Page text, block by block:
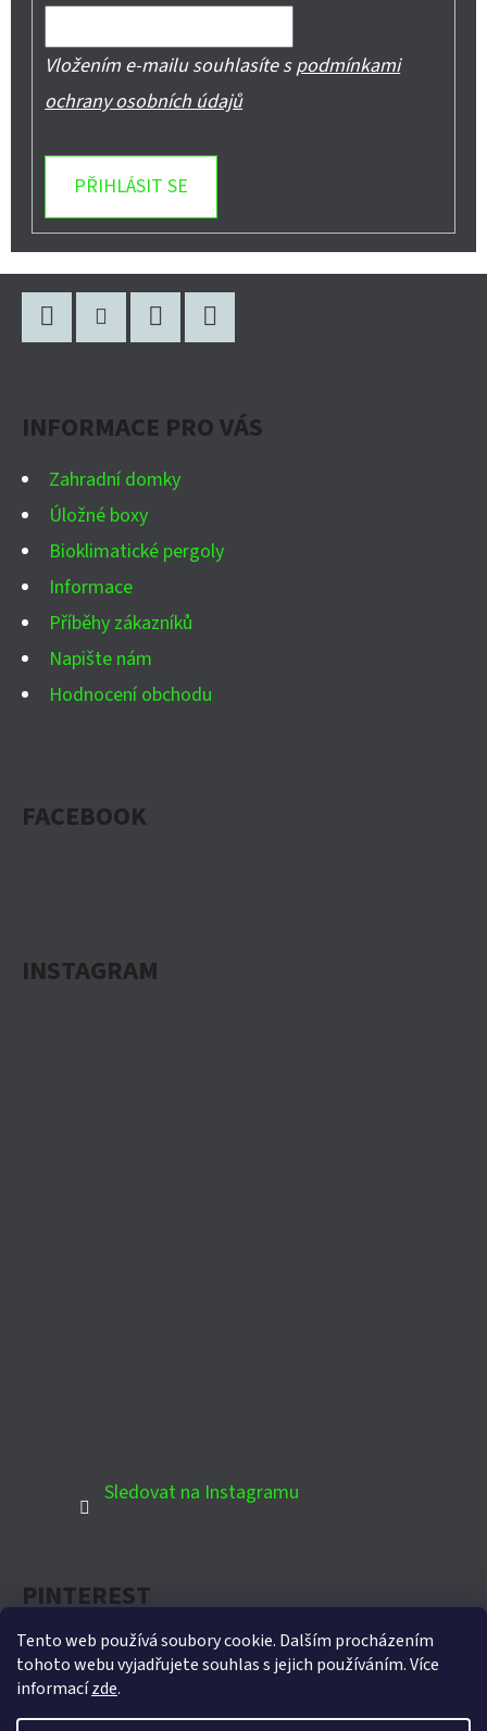
Tento web používá soubory cookie. Dalším procházením
tohoto webu vyjadřujete souhlas s jejich používáním. Více
informacízde.
Vložením e-mailu souhlasíte spodmínkami
ochrany osobních údajů
PŘIHLÁSIT SE
INFORMACE PRO VÁS
Zahradní domky
Úložné boxy
Bioklimatické pergoly
Informace
Příběhy zákazníků
Napište nám
Hodnocení obchodu
FACEBOOK
INSTAGRAM
Sledovat na Instagramu
PINTEREST
Oficiální partner Biohort pro Českou republiku